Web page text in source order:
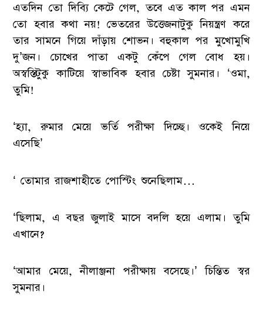
এতদিন তো দিব্যি কেটে গেল, তবে এত কাল পর এমন
তো হবার কথা নয়! ভেতরের উত্তেজনাটুকু নিয়ন্ত্রণ করে
তার সামনে গিয়ে দাঁড়ায় শোভন। বহুকাল পর মুখোমুখি
দু’জন। চোখের পাতা একটু কেঁপে গেল বোধ হয়।
অস্বস্তিটুকু কাটিয়ে স্বাভাবিক হবার চেষ্টা সুমনার। ‘ওমা,
তুমি!
‘হ্যা, রুমার মেয়ে ভর্তি পরীক্ষা দিচ্ছে। ওকেই নিয়ে
এসেছি’
‘ তোমার রাজশাহীতে পোস্টিং শুনেছিলাম…
‘ছিলাম, এ বছর জুলাই মাসে বদলি হয়ে এলাম। তুমি
এখানে?
‘আমার মেয়ে, নীলাঞ্জনা পরীক্ষায় বসেছে।’ চিন্তিত স্বর
সুমনার।